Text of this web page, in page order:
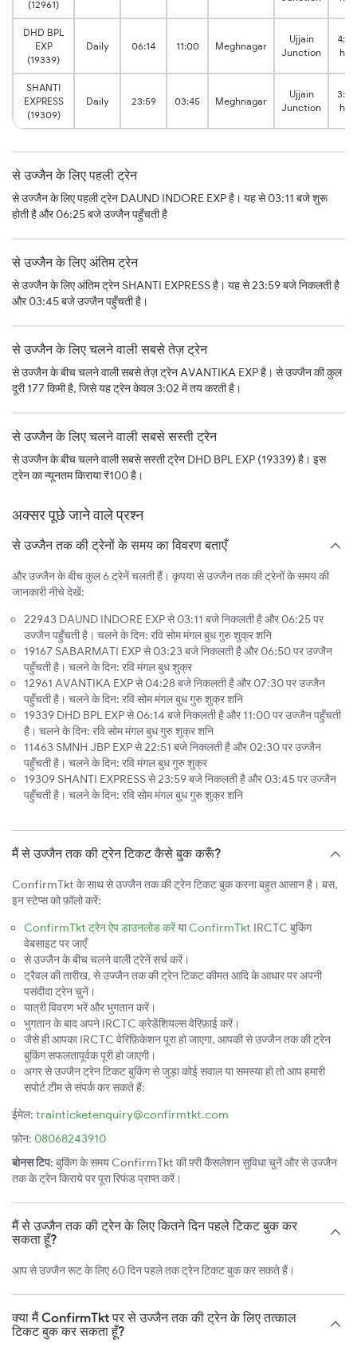
(12961)
DHD BPL
EXP
(19339)
Daily 06:14 11:00 Meghnagar
Ujjain
Junction
4:46
hrs
SHANTI
EXPRESS
(19309)
Daily 23:59 03:45 Meghnagar
Ujjain
Junction
3:46
hrs
से उज्जैन के लिए पहली ट्रेन
से उज्जैन के लिए पहली ट्रेन DAUND INDORE EXP है। यह से 03:11 बजे शुरू
होती है और 06:25 बजे उज्जैन पहुँचती है
से उज्जैन के लिए अंतिम ट्रेन
से उज्जैन के लिए अंतिम ट्रेन SHANTI EXPRESS है। यह से 23:59 बजे निकलती है
और 03:45 बजे उज्जैन पहुँचती है।
से उज्जैन के लिए चलने वाली सबसे तेज़ ट्रेन
से उज्जैन के बीच चलने वाली सबसे तेज़ ट्रेन AVANTIKA EXP है। से उज्जैन की कुल
दूरी 177 किमी है, जिसे यह ट्रेन केवल 3:02 में तय करती है।
से उज्जैन के लिए चलने वाली सबसे सस्ती ट्रेन
से उज्जैन के बीच चलने वाली सबसे सस्ती ट्रेन DHD BPL EXP (19339) है। इस
ट्रेन का न्यूनतम किराया ₹100 है।
अक्सर पूछे जाने वाले प्रश्न
से उज्जैन तक की ट्रेनों के समय का विवरण बताएँ
और उज्जैन के बीच कुल 6 ट्रेनें चलती हैं। कृपया से उज्जैन तक की ट्रेनों के समय की
जानकारी नीचे देखें:
22943 DAUND INDORE EXP से 03:11 बजे निकलती है और 06:25 पर
उज्जैन पहुँचती है। चलने के दिन: रवि सोम मंगल बुध गुरु शुक्र शनि
19167 SABARMATI EXP से 03:23 बजे निकलती है और 06:50 पर उज्जैन
पहुँचती है। चलने के दिन: रवि मंगल बुध शुक्र
12961 AVANTIKA EXP से 04:28 बजे निकलती है और 07:30 पर उज्जैन
पहुँचती है। चलने के दिन: रवि सोम मंगल बुध गुरु शुक्र शनि
19339 DHD BPL EXP से 06:14 बजे निकलती है और 11:00 पर उज्जैन पहुँचती
है। चलने के दिन: रवि सोम मंगल बुध गुरु शुक्र शनि
11463 SMNH JBP EXP से 22:51 बजे निकलती है और 02:30 पर उज्जैन
पहुँचती है। चलने के दिन: रवि मंगल बुध गुरु शुक्र
19309 SHANTI EXPRESS से 23:59 बजे निकलती है और 03:45 पर उज्जैन
पहुँचती है। चलने के दिन: रवि सोम मंगल बुध गुरु शुक्र शनि
मैं से उज्जैन तक की ट्रेन टिकट कैसे बुक करूँ?
ConfirmTkt के साथ से उज्जैन तक की ट्रेन टिकट बुक करना बहुत आसान है। बस,
इन स्टेप्स को फ़ॉलो करें:
ConfirmTkt ट्रेन ऐप डाउनलोड करेंयाConfirmTkt IRCTC बुकिंग
वेबसाइट पर जाएँ
से उज्जैन के बीच चलने वाली ट्रेनें सर्च करें।
ट्रैवल की तारीख, से उज्जैन तक की ट्रेन टिकट कीमत आदि के आधार पर अपनी
पसंदीदा ट्रेन चुनें।
यात्री विवरण भरें और भुगतान करें।
भुगतान के बाद अपने IRCTC क्रेडेंशियल्स वेरिफ़ाई करें।
जैसे ही आपका IRCTC वेरिफ़िकेशन पूरा हो जाएगा, आपकी से उज्जैन तक की ट्रेन
बुकिंग सफलतापूर्वक पूरी हो जाएगी।
अगर से उज्जैन ट्रेन टिकट बुकिंग से जुड़ा कोई सवाल या समस्या हो तो आप हमारी
सपोर्ट टीम से संपर्क कर सकते हैं:
ईमेल: trainticketenquiry@confirmtkt.com
फ़ोन: 08068243910
बोनस टिप: बुकिंग के समय ConfirmTkt की फ़्री कैंसलेशन सुविधा चुनें और से उज्जैन
तक के ट्रेन किराये पर पूरा रिफंड प्राप्त करें।
मैं से उज्जैन तक की ट्रेन के लिए कितने दिन पहले टिकट बुक कर
सकता हूँ?
आप से उज्जैन रूट के लिए 60 दिन पहले तक ट्रेन टिकट बुक कर सकते हैं।
क्या मैं ConfirmTkt पर से उज्जैन तक की ट्रेन के लिए तत्काल
टिकट बुक कर सकता हूँ?